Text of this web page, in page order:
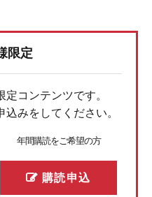
限定
コンテンツです。
みをしてください。
年間購読をご希望の方
購読申込